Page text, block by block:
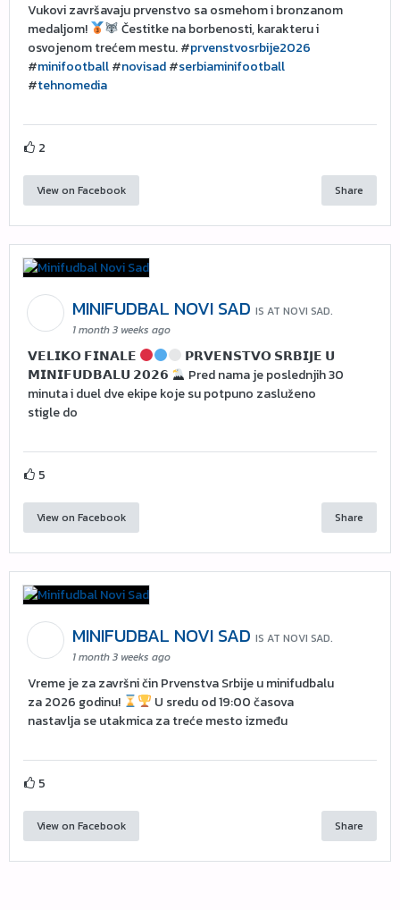
Vukovi završavaju prvenstvo sa osmehom i bronzanom
medaljom!
Čestitke na borbenosti, karakteru i
osvojenom trećem mestu. #prvenstvosrbije2026
#minifootball#novisad#serbiaminifootball
#tehnomedia
2
View on Facebook Share
MINIFUDBAL NOVI SAD IS AT NOVI SAD.
1 month 3 weeks ago
𝗩𝗘𝗟𝗜𝗞𝗢 𝗙𝗜𝗡𝗔𝗟𝗘
𝗣𝗥𝗩𝗘𝗡𝗦𝗧𝗩𝗢 𝗦𝗥𝗕𝗜𝗝𝗘 𝗨
𝗠𝗜𝗡𝗜𝗙𝗨𝗗𝗕𝗔𝗟𝗨 𝟮𝟬𝟮𝟲
Pred nama je poslednjih 30
minuta i duel dve ekipe koje su potpuno zasluženo
stigle do
5
View on Facebook Share
MINIFUDBAL NOVI SAD IS AT NOVI SAD.
1 month 3 weeks ago
Vreme je za završni čin Prvenstva Srbije u minifudbalu
za 2026 godinu!
U sredu od 19:00 časova
nastavlja se utakmica za treće mesto između
5
View on Facebook Share